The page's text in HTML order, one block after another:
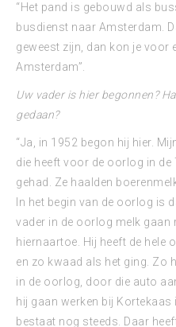
“Het pand is gebouwd als
busdienst naar Amsterdam.
geweest zijn, dan kon je voor
Amsterdam”.
Uw vader is hier begonnen?
gedaan?
“Ja, in 1952 begon hij hier.
die heeft voor de oorlog in
gehad. Ze haalden
In het begin van de oorlog is
vader in de oorlog melk gaan
hiernaartoe. Hij heeft de hele
en zo kwaad als het ging. Zo
in de oorlog, door die auto
hij gaan werken bij
bestaat nog steeds. Daar